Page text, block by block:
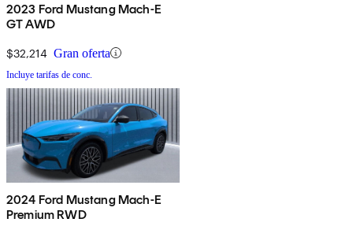
2023 Ford Mustang Mach-E
GT AWD
$32,214 Gran oferta
Incluye tarifas de conc.
2024 Ford Mustang Mach-E
Premium RWD